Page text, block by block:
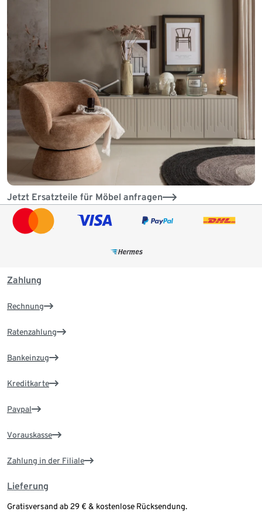
Jetzt Ersatzteile für Möbel anfragen
Zahlung
Rechnung
Ratenzahlung
Bankeinzug
Kreditkarte
Paypal
Vorauskasse
Zahlung in der Filiale
Lieferung
Gratisversand ab 29 € & kostenlose Rücksendung.